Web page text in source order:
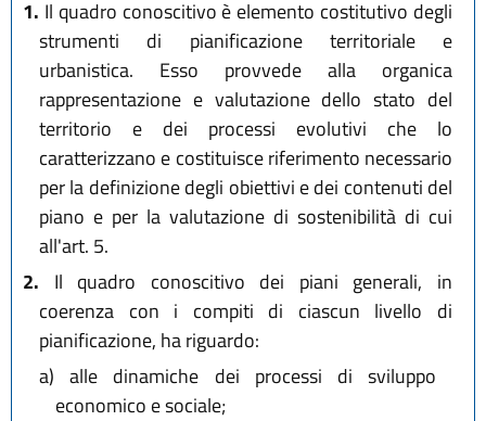
1. Il quadro conoscitivo è elemento costitutivo degli
strumenti di pianificazione territoriale e
urbanistica. Esso provvede alla organica
rappresentazione e valutazione dello stato del
territorio e dei processi evolutivi che lo
caratterizzano e costituisce riferimento necessario
per la definizione degli obiettivi e dei contenuti del
piano e per la valutazione di sostenibilità di cui
all'art. 5.
2. Il quadro conoscitivo dei piani generali, in
coerenza con i compiti di ciascun livello di
pianificazione, ha riguardo:
a) alle dinamiche dei processi di sviluppo
economico e sociale;